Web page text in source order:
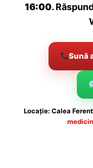
16:00.
Sună
Locație: Calea